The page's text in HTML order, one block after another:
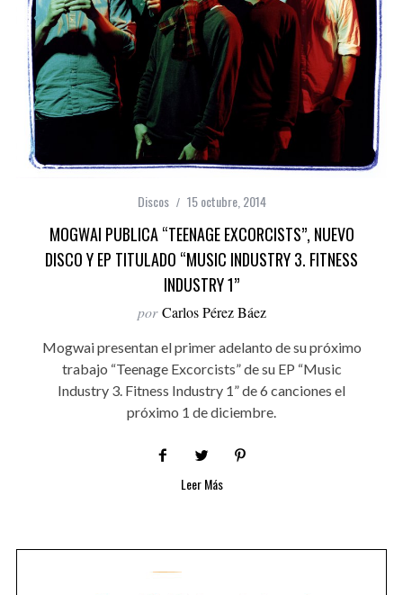
Discos 15 octubre, 2014
MOGWAI PUBLICA “TEENAGE EXCORCISTS”, NUEVO
DISCO Y EP TITULADO “MUSIC INDUSTRY 3. FITNESS
INDUSTRY 1”
por Carlos Pérez Báez
Mogwai presentan el primer adelanto de su próximo
trabajo “Teenage Excorcists” de su EP “Music
Industry 3. Fitness Industry 1” de 6 canciones el
próximo 1 de diciembre.
Leer Más